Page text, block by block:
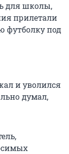
для школы,
прилетали
футболку под
и уволился
думал,